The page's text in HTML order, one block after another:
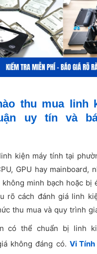
thu mua linh
uy tín và
kiện máy tính tại
GPU hay mainboard,
minh bạch hoặc bị
rõ cách đánh giá linh
thu mua và quy trình
có thể chuẩn bị linh
không đáng có. Vi Tính